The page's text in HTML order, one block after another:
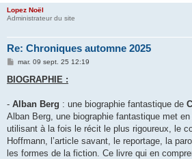
Lopez Noël
Administrateur du site
Re: Chroniques automne 2025
M
s
s
g
mar. 09 sept. 25 12:19
BIOGRAPHIE :
- Alban Berg : une biographie fantastique de
Alban Berg, une biographie fantastique met
utilisant à la fois le récit le plus rigoureux, le
Hoffmann, l’article savant, le reportage, la
les formes de la fiction. Ce livre qui en